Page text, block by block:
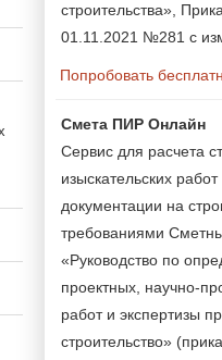
строительства»,
01.11.2021 №281 с
Попробовать
Смета ПИР Онлайн
Сервис для расчета
изыскательских
документации на
требованиями
«Руководство по
проектных, научно-
работ и экспертизы
строительство»